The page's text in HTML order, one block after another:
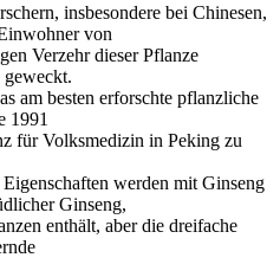
insbesondere bei Chinesen,
von
Verzehr dieser Pflanze
geweckt.
am besten erforschte pflanzliche
1991
für Volksmedizin in Peking zu
werden mit Ginseng
Ginseng,
enthält, aber die dreifache